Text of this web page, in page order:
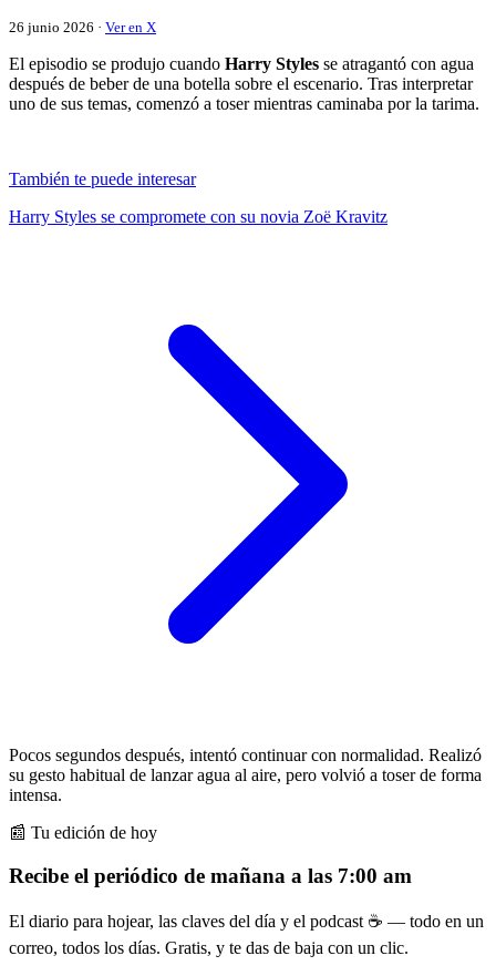
26 junio 2026 · Ver en X
El episodio se produjo cuando Harry Styles se atragantó con agua
después de beber de una botella sobre el escenario. Tras interpretar
uno de sus temas, comenzó a toser mientras caminaba por la tarima.
También te puede interesar
Harry Styles se compromete con su novia Zoë Kravitz
Pocos segundos después, intentó continuar con normalidad. Realizó
su gesto habitual de lanzar agua al aire, pero volvió a toser de forma
intensa.
📰 Tu edición de hoy
Recibe el periódico de mañana a las 7:00 am
El diario para hojear, las claves del día y el podcast ☕ — todo en un
correo, todos los días. Gratis, y te das de baja con un clic.